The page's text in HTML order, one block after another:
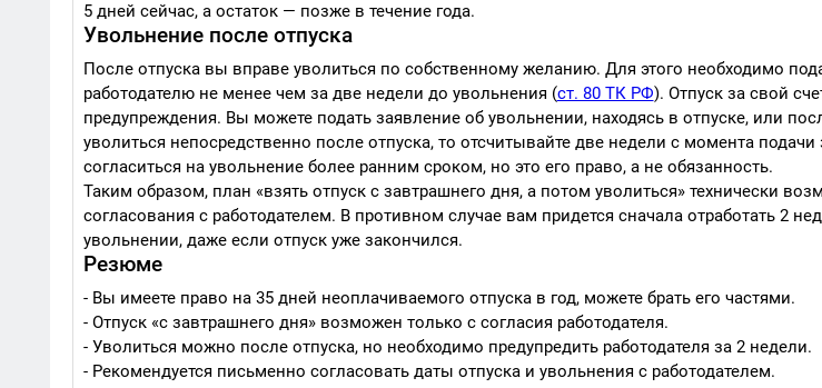
5 дней сейчас, а остаток — позже в течение года.
Увольнение после отпуска
После отпуска вы вправе уволиться по собственному желанию. Для этого необходимо
работодателю не менее чем за две недели до увольнения (ст. 80 ТК РФ). Отпуск за свой
предупреждения. Вы можете подать заявление об увольнении, находясь в отпуске, или
уволиться непосредственно после отпуска, то отсчитывайте две недели с момента
согласиться на увольнение более ранним сроком, но это его право, а не обязанность.
Таким образом, план «взять отпуск с завтрашнего дня, а потом уволиться» технически
согласования с работодателем. В противном случае вам придется сначала отработать 2
увольнении, даже если отпуск уже закончился.
Резюме
- Вы имеете право на 35 дней неоплачиваемого отпуска в год, можете брать его частями.
- Отпуск «с завтрашнего дня» возможен только с согласия работодателя.
- Уволиться можно после отпуска, но необходимо предупредить работодателя за 2 недели.
- Рекомендуется письменно согласовать даты отпуска и увольнения с работодателем.